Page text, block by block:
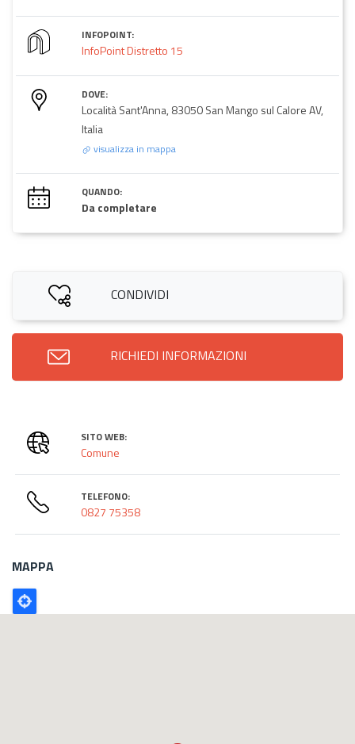
INFOPOINT:
InfoPoint Distretto 15
DOVE:
Località Sant'Anna, 83050 San Mango sul Calore AV,
Italia
visualizza in mappa
QUANDO:
Da completare
CONDIVIDI
RICHIEDI INFORMAZIONI
SITO WEB:
Comune
TELEFONO:
0827 75358
MAPPA
Poligono
GEO